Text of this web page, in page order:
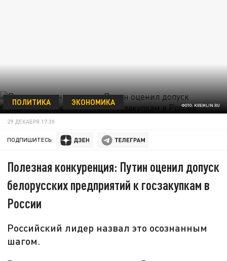
ФОТО: KREMLIN.RU
ПОЛИТИКА ЭКОНОМИКА
29 ДЕКАБРЯ 17:30
ПОДПИШИТЕСЬ:
Полезная конкуренция: Путин оценил допуск
белорусских предприятий к госзакупкам в
России
Российский лидер назвал это осознанным
шагом.